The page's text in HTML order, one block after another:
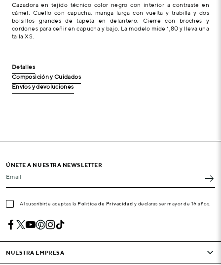
Cazadora en tejido técnico color negro con interior a contraste en
cámel. Cuello con capucha, manga larga con vuelta y trabilla y dos
bolsillos grandes de tapeta en delantero. Cierre con broches y
cordones para ceñir en capucha y bajo. La modelo mide 1,80 y lleva una
talla XS.
Detalles
Composición y Cuidados
Envíos y devoluciones
ÚNETE A NUESTRA NEWSLETTER
Email
Al suscribirte aceptas la Política de Privacidad y declaras ser mayor de 16 años.
NUESTRA EMPRESA